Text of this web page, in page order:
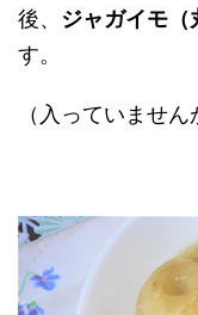
後、 ジャガイモ（
す。
（入っていませ